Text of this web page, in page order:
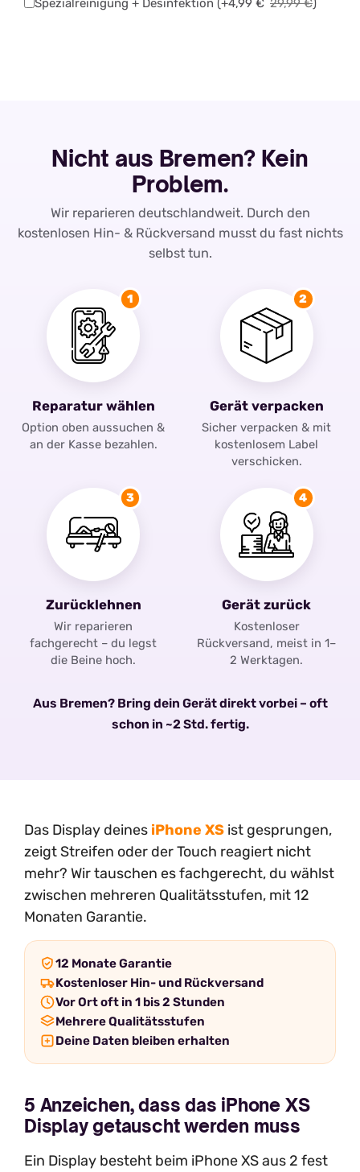
Spezialreinigung + Desinfektion (+4,99 € 29,99€)
Nicht aus Bremen? Kein
Problem.
Wir reparieren deutschlandweit. Durch den
kostenlosen Hin- & Rückversand musst du fast nichts
selbst tun.
1
Reparatur wählen
Option oben aussuchen &
an der Kasse bezahlen.
2
Gerät verpacken
Sicher verpacken & mit
kostenlosem Label
verschicken.
3
Zurücklehnen
Wir reparieren
fachgerecht – du legst
die Beine hoch.
4
Gerät zurück
Kostenloser
Rückversand, meist in 1–
2 Werktagen.
Aus Bremen? Bring dein Gerät direkt vorbei – oft
schon in ~2 Std. fertig.
Das Display deines iPhone XS ist gesprungen,
zeigt Streifen oder der Touch reagiert nicht
mehr? Wir tauschen es fachgerecht, du wählst
zwischen mehreren Qualitätsstufen, mit 12
Monaten Garantie.
12 Monate Garantie
Kostenloser Hin- und Rückversand
Vor Ort oft in 1 bis 2 Stunden
Mehrere Qualitätsstufen
Deine Daten bleiben erhalten
5 Anzeichen, dass das iPhone XS
Display getauscht werden muss
Ein Display besteht beim iPhone XS aus 2 fest